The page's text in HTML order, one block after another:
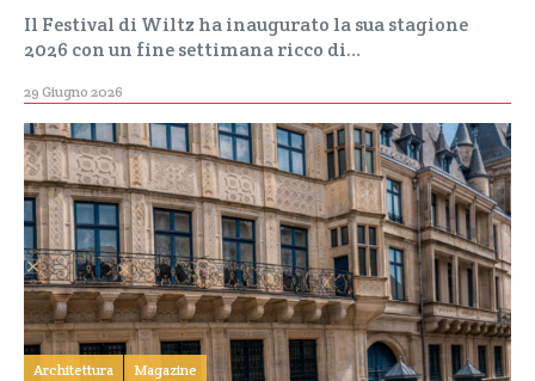
Il Festival di Wiltz ha inaugurato la sua stagione
2026 con un fine settimana ricco di…
29 Giugno 2026
Architettura Magazine